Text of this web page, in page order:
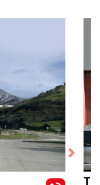
Next